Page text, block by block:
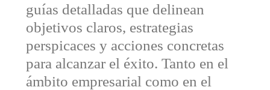
guías detalladas que delinean
objetivos claros, estrategias
perspicaces y acciones concretas
para alcanzar el éxito. Tanto en el
ámbito empresarial como en el